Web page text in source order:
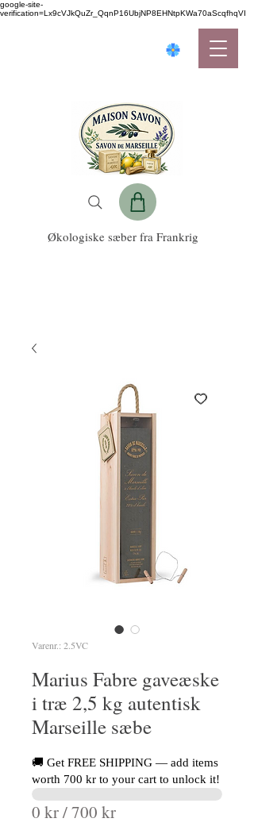
google-site-
verification=Lx9cVJkQuZr_QqnP16UbjNP8EHNtpKWa70aScqfhqVI
Økologiske sæber fra Frankrig
Varenr.: 2.5VC
Marius Fabre gaveæske
i træ 2,5 kg autentisk
Marseille sæbe
🚚 Get FREE SHIPPING — add items
worth 700 kr to your cart to unlock it!
0 kr / 700 kr